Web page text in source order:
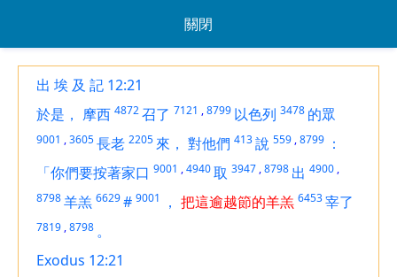
關閉
出 埃 及 記 12:21
於是， 摩西 4872召了 7121 ,8799 以色列 3478 的眾
9001 ,3605長老 2205 來， 對他們 413說 559 ,8799 ：
「你們要按著家口 9001 ,4940取 3947 ,8798 出 4900 ,
8798羊羔 6629# 9001 ， 把這逾越節的羊羔 6453宰了
7819 ,8798 。
Exodus 12:21